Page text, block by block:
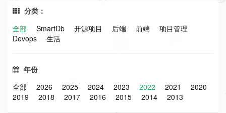
分类：
全部
SmartDb 开源项目 后端 前端
项目管理
Devops
生活
年份
全部
2026 2025 2024 2023 2022 2021
2020
2019
2018 2017 2016 2015 2014 2013